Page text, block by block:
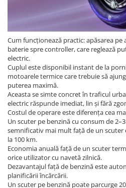
Cum funcționează practic: apăsarea
baterie spre controller, care reglează
electric.
Cuplul este disponibil instant de la
motoarele termice care trebuie să
puterea maximă.
Aceasta se simte concret în traficul
electric răspunde imediat, lin și fără
Costul de operare este diferența cea
Un scuter pe benzină cu consum de
semnificativ mai mult față de un scuter
la 100 km.
Economia anuală față de un scuter
orice utilizator cu navetă zilnică.
Dezavantajul față de benzină este
planificării încărcării.
Un scuter pe benzină poate parcurge